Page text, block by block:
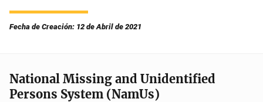
Fecha de Creación: 12 de Abril de 2021
National Missing and Unidentified
Persons System (NamUs)